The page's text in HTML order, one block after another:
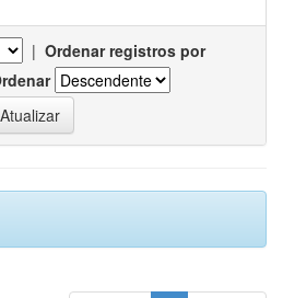
| Ordenar registros por